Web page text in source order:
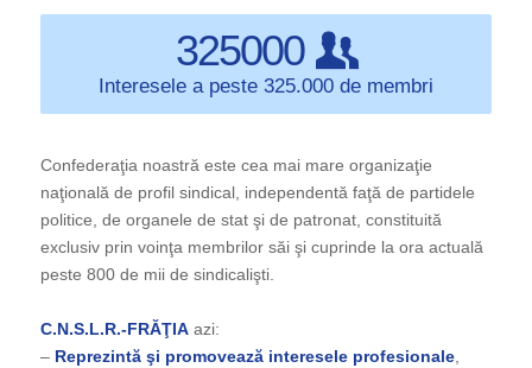
325000
Interesele a peste 325.000 de membri
Confederaţia noastră este cea mai mare organizaţie
naţională de profil sindical, independentă faţă de partidele
politice, de organele de stat şi de patronat, constituită
exclusiv prin voinţa membrilor săi şi cuprinde la ora actuală
peste 800 de mii de sindicalişti.
C.N.S.L.R.-FRĂŢIAazi:
– Reprezintă şi promovează interesele profesionale,